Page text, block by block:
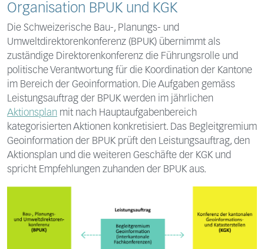
Organisation BPUK und KGK
Die Schweizerische Bau-, Planungs- und
Umweltdirektorenkonferenz (BPUK) übernimmt als
zuständige Direktorenkonferenz die Führungsrolle und
politische Verantwortung für die Koordination der Kantone
im Bereich der Geoinformation. Die Aufgaben gemäss
Leistungsauftrag der BPUK werden im jährlichen
Aktionsplan mit nach Hauptaufgabenbereich
kategorisierten Aktionen konkretisiert. Das Begleitgremium
Geoinformation der BPUK prüft den Leistungsauftrag, den
Aktionsplan und die weiteren Geschäfte der KGK und
spricht Empfehlungen zuhanden der BPUK aus.